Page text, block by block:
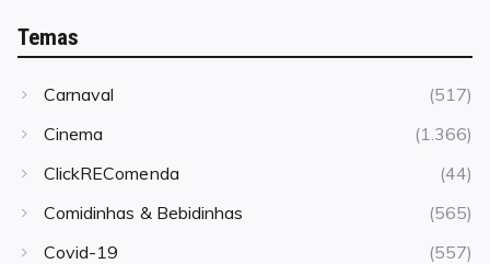
Temas
Carnaval
(517)
Cinema
(1.366)
ClickREComenda
(44)
Comidinhas & Bebidinhas
(565)
Covid-19
(557)